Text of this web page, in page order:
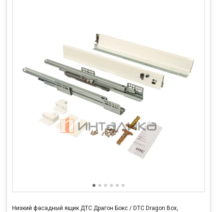
Низкий фасадный ящик ДТС Драгон Бокс / DTC Dragon Box,